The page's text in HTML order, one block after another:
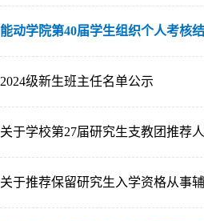
能动学院第40届学生组织个人考核
2024级新生班主任名单公示
关于学校第27届研究生支教团推荐
关于推荐保留研究生入学资格从事